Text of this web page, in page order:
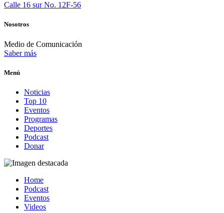
Calle 16 sur No. 12F-56
Nosotros
Medio de Comunicación
Saber más
Menú
Noticias
Top 10
Eventos
Programas
Deportes
Podcast
Donar
Home
Podcast
Eventos
Videos